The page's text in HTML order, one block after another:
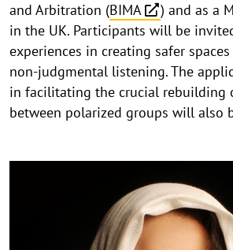
and Arbitration (BIMA
) and as a
in the UK. Participants will be
experiences in creating safer
non-judgmental listening. The
in facilitating the crucial rebuilding
between polarized groups will also